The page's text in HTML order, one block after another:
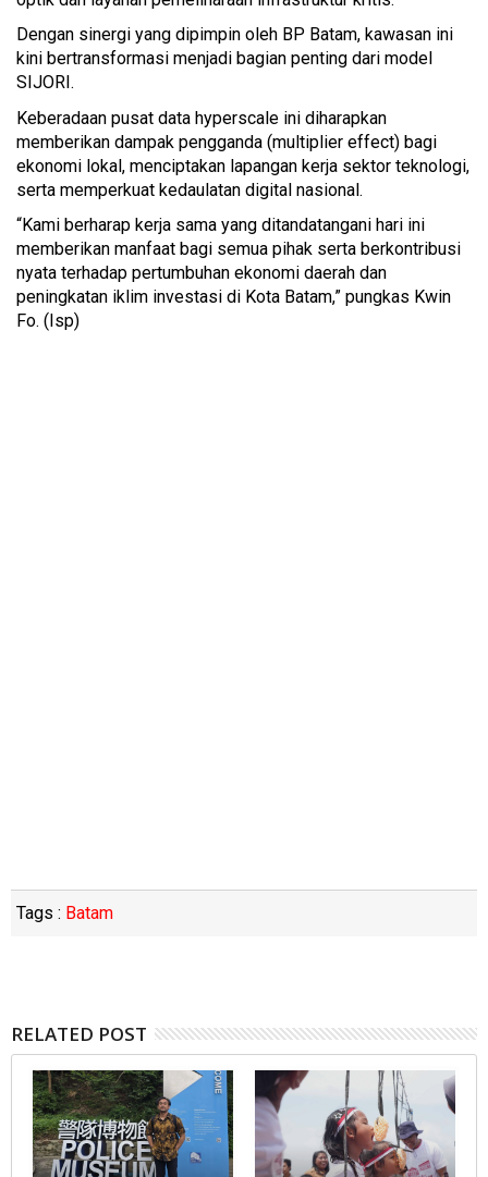
Dengan sinergi yang dipimpin oleh BP Batam, kawasan ini
kini bertransformasi menjadi bagian penting dari model
SIJORI.
Keberadaan pusat data hyperscale ini diharapkan
memberikan dampak pengganda (multiplier effect) bagi
ekonomi lokal, menciptakan lapangan kerja sektor teknologi,
serta memperkuat kedaulatan digital nasional.
“Kami berharap kerja sama yang ditandatangani hari ini
memberikan manfaat bagi semua pihak serta berkontribusi
nyata terhadap pertumbuhan ekonomi daerah dan
peningkatan iklim investasi di Kota Batam,” pungkas Kwin
Fo. (Isp)
Tags : Batam
RELATED POST